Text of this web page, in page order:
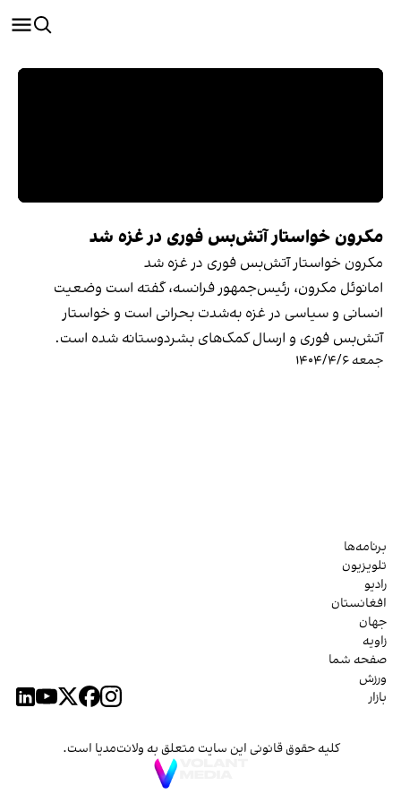
مکرون خواستار آتش‌بس فوری در غزه شد
مکرون خواستار آتش‌بس فوری در غزه شد
امانوئل مکرون، رئیس‌جمهور فرانسه، گفته است وضعیت
انسانی و سیاسی در غزه به‌شدت بحرانی است و خواستار
آتش‌بس فوری و ارسال کمک‌های بشردوستانه شده است.
جمعه ۱۴۰۴/۴/۶
برنامه‌ها
تلویزیون
رادیو
افغانستان
جهان
زاویه
صفحه شما
ورزش
بازار
کلیه حقوق قانونی این سایت متعلق به ولانت‌مدیا است.